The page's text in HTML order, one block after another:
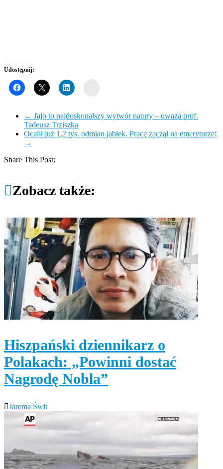
Udostępnij:
← Jajo to najdoskonalszy wytwór natury – uważa prof.
Tadeusz Trziszka
Ocalił już 1,2 tys. odmian jabłek. Pracę zaczął na emeryturze!
→
Share This Post:
Zobacz także:
Hiszpański dziennikarz o
Polakach: „Powinni dostać
Nagrodę Nobla”
Jarema Świt